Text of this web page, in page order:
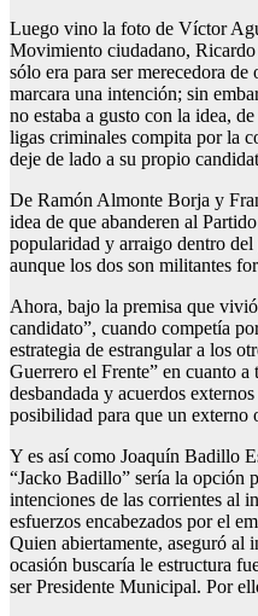
Luego vino la foto de Víctor
Movimiento ciudadano,
sólo era para ser merecedora
marcara una intención; sin
no estaba a gusto con la idea,
ligas criminales compita por la
deje de lado a su propio
De Ramón Almonte Borja y
idea de que abanderen al
popularidad y arraigo dentro
aunque los dos son militantes
Ahora, bajo la premisa que
candidato”, cuando competía
estrategia de estrangular a los
Guerrero el Frente” en cuanto
desbandada y acuerdos
posibilidad para que un externo
Y es así como Joaquín Badillo
“Jacko Badillo” sería la opción
intenciones de las corrientes al
esfuerzos encabezados por el
Quien abiertamente, aseguró al
ocasión buscaría le estructura
ser Presidente Municipal. Por